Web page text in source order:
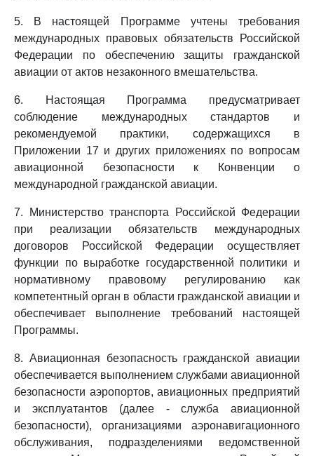
5. В настоящей Программе учтены требования
международных правовых обязательств Российской
Федерации по обеспечению защиты гражданской
авиации от актов незаконного вмешательства.
6. Настоящая Программа предусматривает
соблюдение международных стандартов и
рекомендуемой практики, содержащихся в
Приложении 17 и других приложениях по вопросам
авиационной безопасности к Конвенции о
международной гражданской авиации.
7. Министерство транспорта Российской Федерации
при реализации обязательств международных
договоров Российской Федерации осуществляет
функции по выработке государственной политики и
нормативному правовому регулированию как
компетентный орган в области гражданской авиации и
обеспечивает выполнение требований настоящей
Программы.
8. Авиационная безопасность гражданской авиации
обеспечивается выполнением службами авиационной
безопасности аэропортов, авиационных предприятий
и эксплуатантов (далее - служба авиационной
безопасности), организациями аэронавигационного
обслуживания, подразделениями ведомственной